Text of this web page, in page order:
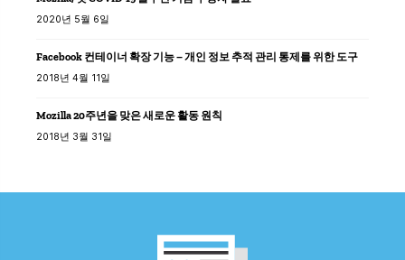
2020년 5월 6일
Facebook 컨테이너 확장 기능 – 개인 정보 추적 관리 통제를 위한 도구
2018년 4월 11일
Mozilla 20주년을 맞은 새로운 활동 원칙
2018년 3월 31일